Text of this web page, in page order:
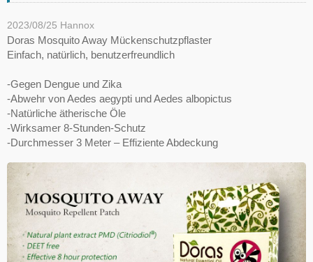
2023/08/25 Hannox
Doras Mosquito Away Mückenschutzpflaster
Einfach, natürlich, benutzerfreundlich
-Gegen Dengue und Zika
-Abwehr von Aedes aegypti und Aedes albopictus
-Natürliche ätherische Öle
-Wirksamer 8-Stunden-Schutz
-Durchmesser 3 Meter – Effiziente Abdeckung